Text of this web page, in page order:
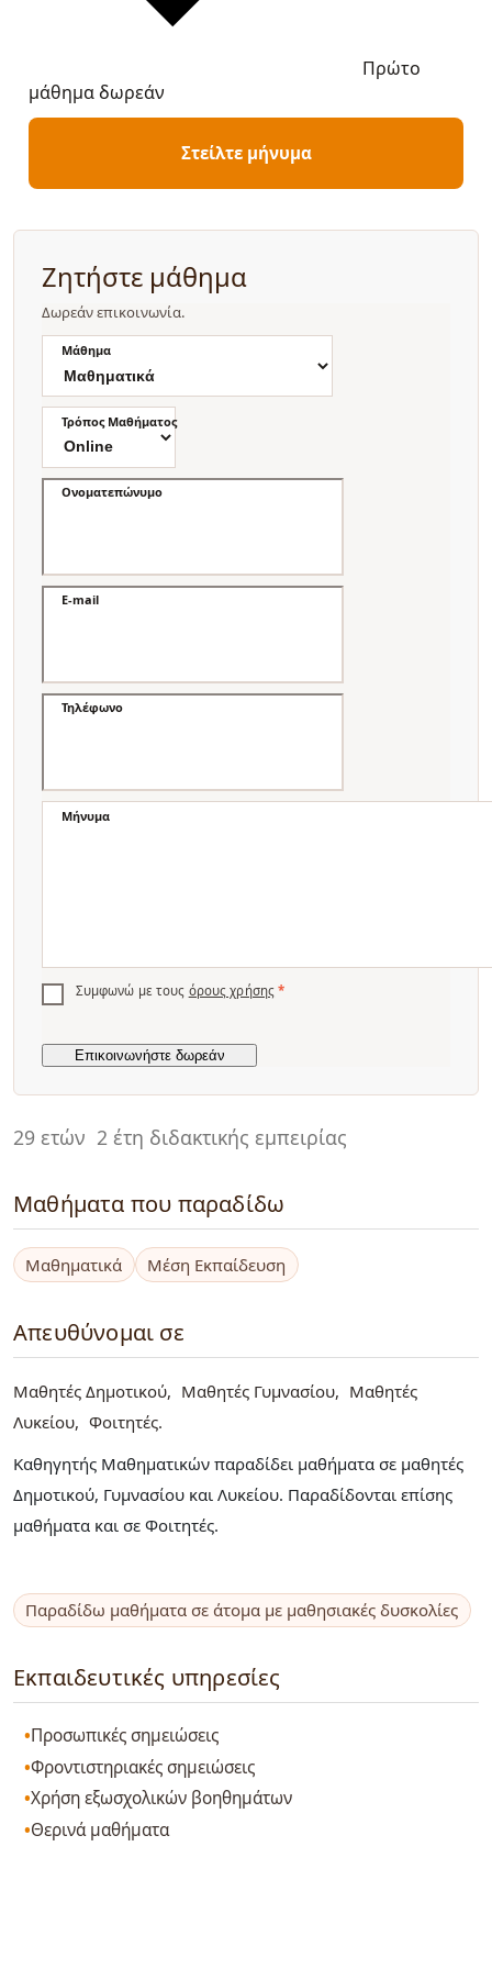
29 ετών 2 έτη διδακτικής εμπειρίας
Μαθήματα που παραδίδω
Μαθηματικά Μέση Εκπαίδευση
Απευθύνομαι σε
Μαθητές Δημοτικού Μαθητές Γυμνασίου
Μαθητές
Λυκείου
Φοιτητές
Καθηγητής Μαθηματικών παραδίδει μαθήματα σε μαθητές
Δημοτικού, Γυμνασίου και Λυκείου. Παραδίδονται επίσης
μαθήματα και σε Φοιτητές.
Παραδίδω μαθήματα σε άτομα με μαθησιακές δυσκολίες
Εκπαιδευτικές υπηρεσίες
Προσωπικές σημειώσεις
Φροντιστηριακές σημειώσεις
Χρήση εξωσχολικών βοηθημάτων
Θερινά μαθήματα
Πρώτο
μάθημα δωρεάν
Στείλτε μήνυμα
Ζητήστε μάθημα
Δωρεάν επικοινωνία.
Μάθημα
Τρόπος Μαθήματος
Ονοματεπώνυμο
E-mail
Τηλέφωνο
Μήνυμα
Συμφωνώ με τους όρους χρήσης *